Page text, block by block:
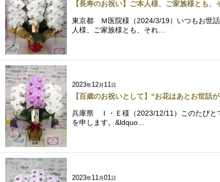
【長寿のお祝い】ご本人様、ご家族様とも、
東京都 Ｍ医院様（2024/3/19）いつもお世話
人様、ご家族様とも、それ…
2023年12月 11日
【百歳のお祝いとして】“お花はあとお世話
兵庫県 Ｉ・Ｅ様（2023/12/11）このたびと
を申します。&ldquo…
2023年11月01日